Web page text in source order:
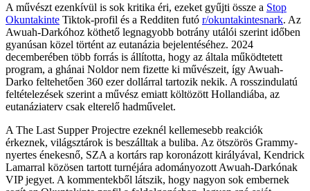
A művészt ezenkívül is sok kritika éri, ezeket gyűjti össze a Stop
Okuntakinte Tiktok-profil és a Redditen futó r/okuntakintesnark. Az
Awuah-Darkóhoz köthető legnagyobb botrány utálói szerint időben
gyanúsan közel történt az eutanázia bejelentéséhez. 2024
decemberében több forrás is állította, hogy az általa működtetett
program, a ghánai Noldor nem fizette ki művészeit, így Awuah-
Darko feltehetően 360 ezer dollárral tartozik nekik. A rosszindulatú
feltételezések szerint a művész emiatt költözött Hollandiába, az
eutanáziaterv csak elterelő hadművelet.
A The Last Supper Projectre ezeknél kellemesebb reakciók
érkeznek, világsztárok is beszálltak a buliba. Az ötszörös Grammy-
nyertes énekesnő, SZA a kortárs rap koronázott királyával, Kendrick
Lamarral közösen tartott turnéjára adományozott Awuah-Darkónak
VIP jegyet. A kommentekből látszik, hogy nagyon sok embernek